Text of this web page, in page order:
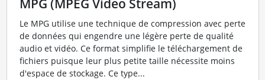
MPG (MPEG Video Stream)
Le MPG utilise une technique de compression avec perte
de données qui engendre une légère perte de qualité
audio et vidéo. Ce format simplifie le téléchargement de
fichiers puisque leur plus petite taille nécessite moins
d'espace de stockage. Ce type...